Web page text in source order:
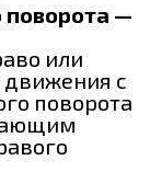
поворота —
или
движения с
поворота